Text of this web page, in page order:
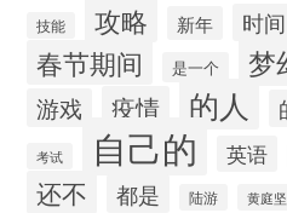
技能 攻略 新年 时间
春节期间 是一个 梦
游戏 疫情 的人
考试 自己的 英语
还不 都是 陆游 黄庭坚